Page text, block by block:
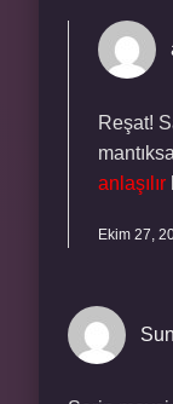
Reşat!
anlaşılır
Ekim 27,